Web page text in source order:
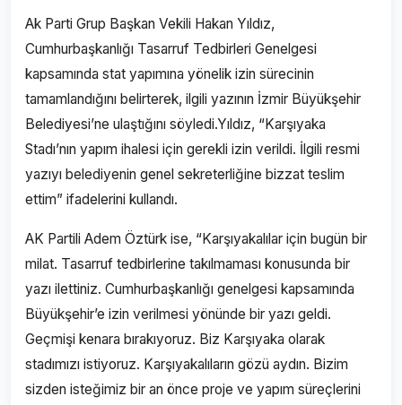
Ak Parti Grup Başkan Vekili Hakan Yıldız,
Cumhurbaşkanlığı Tasarruf Tedbirleri Genelgesi
kapsamında stat yapımına yönelik izin sürecinin
tamamlandığını belirterek, ilgili yazının İzmir Büyükşehir
Belediyesi’ne ulaştığını söyledi.Yıldız, “Karşıyaka
Stadı’nın yapım ihalesi için gerekli izin verildi. İlgili resmi
yazıyı belediyenin genel sekreterliğine bizzat teslim
ettim” ifadelerini kullandı.
AK Partili Adem Öztürk ise, “Karşıyakalılar için bugün bir
milat. Tasarruf tedbirlerine takılmaması konusunda bir
yazı ilettiniz. Cumhurbaşkanlığı genelgesi kapsamında
Büyükşehir’e izin verilmesi yönünde bir yazı geldi.
Geçmişi kenara bırakıyoruz. Biz Karşıyaka olarak
stadımızı istiyoruz. Karşıyakalıların gözü aydın. Bizim
sizden isteğimiz bir an önce proje ve yapım süreçlerini